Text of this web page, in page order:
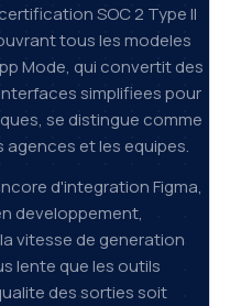
SOC 2 Type II
tous les modeles
Mode, qui convertit des
simplifiees pour
se distingue comme
et les equipes.
d'integration Figma,
developpement,
vitesse de generation
lente que les outils
des sorties soit